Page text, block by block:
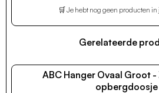
🛒 Je hebt nog geen producten
Gerelateerde
ABC Hanger Ovaal Groot -
opbergdoosje